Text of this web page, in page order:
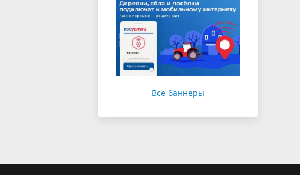
Все баннеры